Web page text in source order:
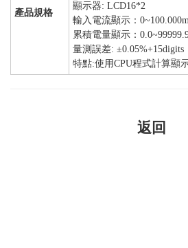
產品規格
顯示器: LCD16*2
輸入電流顯示：
累積電量顯示：
量測誤差: ±0.05%+15digits
特點:使用CPU程式計算顯